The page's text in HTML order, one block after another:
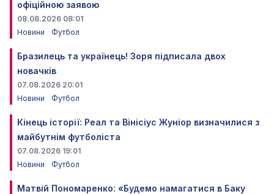
офіційною заявою
08.08.2026 08:01
Новини
Футбол
Бразилець та українець! Зоря підписала двох
новачків
07.08.2026 20:01
Новини
Футбол
Кінець історії: Реал та Вінісіус Жуніор визначилися з
майбутнім футболіста
07.08.2026 19:01
Новини
Футбол
Матвій Пономаренко: «Будемо намагатися в Баку